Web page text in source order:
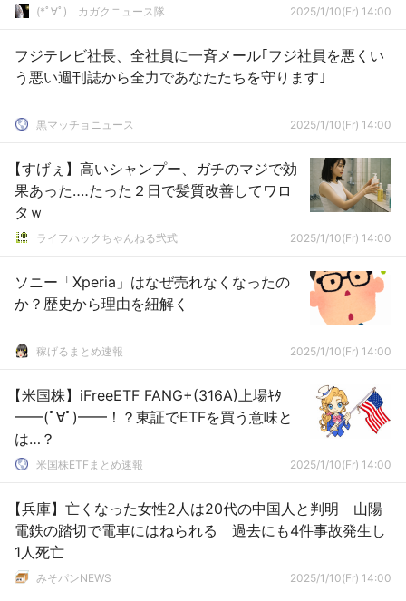
(*ﾟ∀ﾟ)ゞカガクニュース隊 2025/1/10(Fr) 14:00
フジテレビ社長、全社員に一斉メール｢フジ社員を悪くい
う悪い週刊誌から全力であなたたちを守ります｣
黒マッチョニュース 2025/1/10(Fr) 14:00
【すげぇ】高いシャンプー、ガチのマジで効
果あった‥‥たった２日で髪質改善してワロ
タｗ
ライフハックちゃんねる弐式 2025/1/10(Fr) 14:00
ソニー「Xperia」はなぜ売れなくなったの
か？歴史から理由を紐解く
稼げるまとめ速報 2025/1/10(Fr) 14:00
【米国株】iFreeETF FANG+(316A)上場ｷﾀ
━━(ﾟ∀ﾟ)━━！？東証でETFを買う意味と
は…？
米国株ETFまとめ速報 2025/1/10(Fr) 14:00
【兵庫】亡くなった女性2人は20代の中国人と判明 山陽
電鉄の踏切で電車にはねられる 過去にも4件事故発生し
1人死亡
みそパンNEWS 2025/1/10(Fr) 14:00